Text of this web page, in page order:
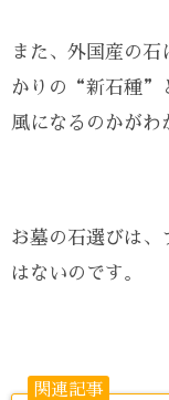
また、外国産の
かりの“新石種”
風になるのかがわ
お墓の石選びは、
はないのです。
関連記事